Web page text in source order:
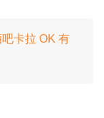
卡拉 OK 有